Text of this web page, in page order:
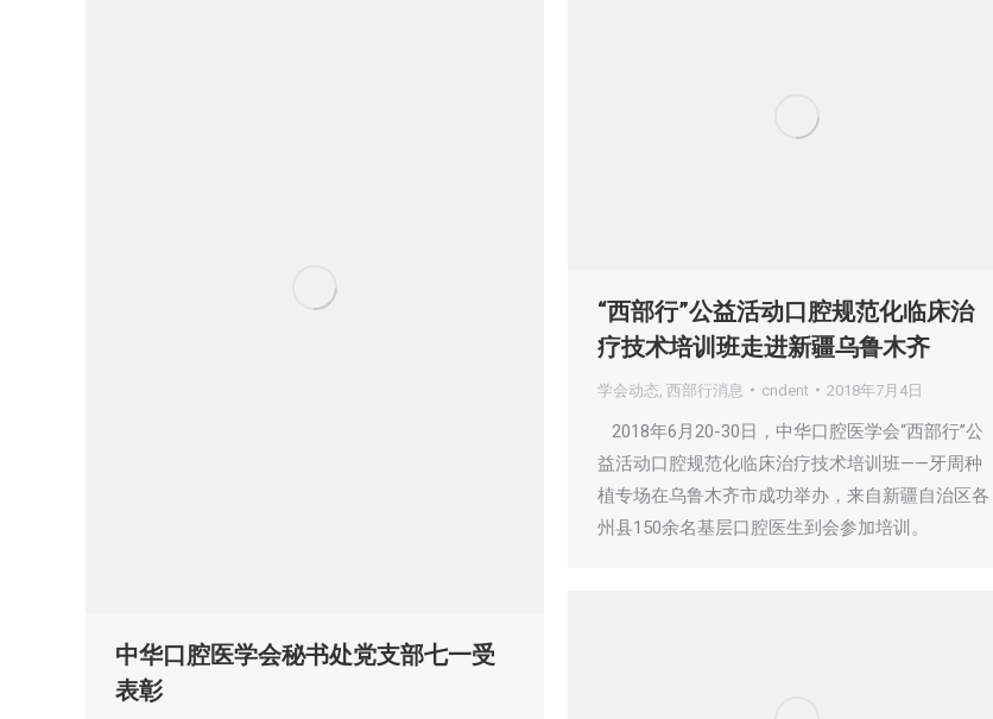
中华口腔医学会秘书处党支部七一受
表彰
“西部行”公益活动口腔规范化临床治
疗技术培训班走进新疆乌鲁木齐
学会动态 西部行消息 cndent 2018年7月4日
2018年6月20-30日，中华口腔医学会“西部行”公
益活动口腔规范化临床治疗技术培训班——牙周种
植专场在乌鲁木齐市成功举办，来自新疆自治区各
州县150余名基层口腔医生到会参加培训。